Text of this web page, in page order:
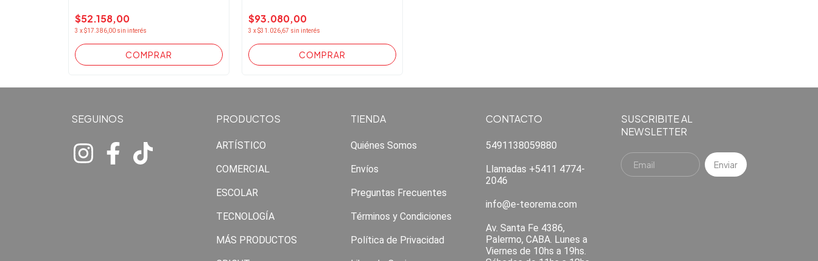
$52.158,00
3 x$17.386,00 sin interés
$93.080,00
3 x$31.026,67 sin interés
SEGUINOS PRODUCTOS
ARTÍSTICO
COMERCIAL
ESCOLAR
TECNOLOGÍA
MÁS PRODUCTOS
TIENDA
Quiénes Somos
Envíos
Preguntas Frecuentes
Términos y Condiciones
Política de Privacidad
CONTACTO
5491138059880
Llamadas +5411 4774-
2046
info@e-teorema.com
Av. Santa Fe 4386,
Palermo, CABA. Lunes a
Viernes de 10hs a 19hs.
SUSCRIBITE AL
NEWSLETTER